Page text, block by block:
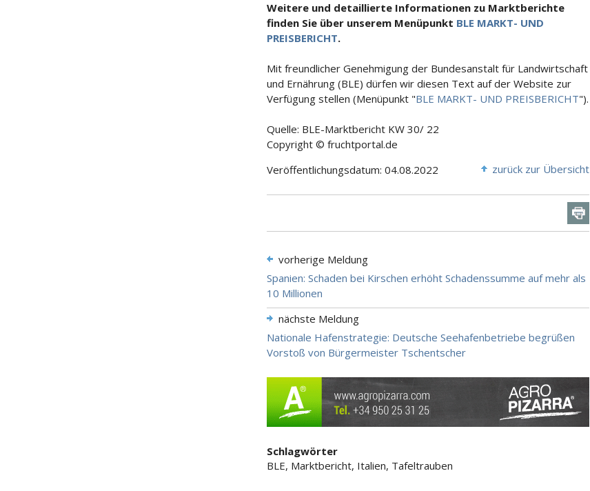
Weitere und detaillierte Informationen zu Marktberichte
finden Sie über unserem Menüpunkt BLE MARKT- UND
PREISBERICHT.
Mit freundlicher Genehmigung der Bundesanstalt für Landwirtschaft
und Ernährung (BLE) dürfen wir diesen Text auf der Website zur
Verfügung stellen (Menüpunkt "BLE MARKT- UND PREISBERICHT").
Quelle: BLE-Marktbericht KW 30/ 22
Copyright © fruchtportal.de
Veröffentlichungsdatum: 04.08.2022
zurück zur Übersicht
vorherige Meldung
Spanien: Schaden bei Kirschen erhöht Schadenssumme auf mehr als
10 Millionen
nächste Meldung
Nationale Hafenstrategie: Deutsche Seehafenbetriebe begrüßen
Vorstoß von Bürgermeister Tschentscher
Schlagwörter
BLE, Marktbericht, Italien, Tafeltrauben